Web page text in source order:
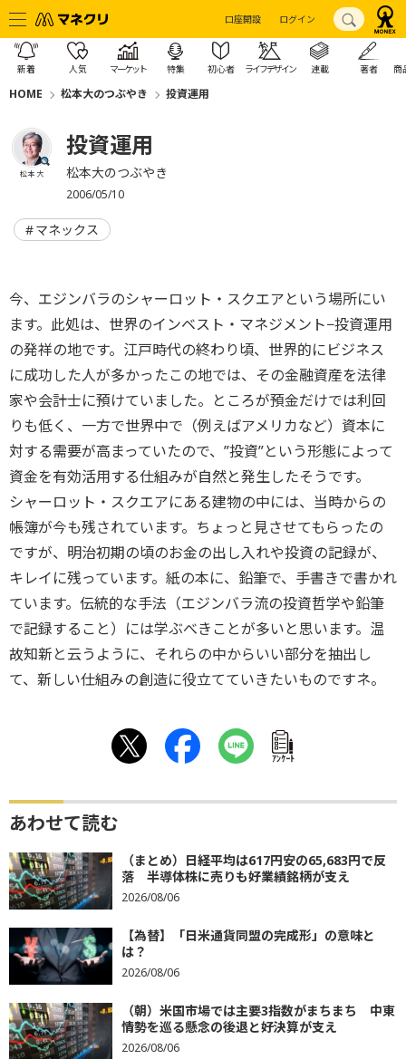
口座開設 ログイン
新着 人気 マーケット 特集 初心者 ライフデザイン 連載 著者 商
HOME 松本大のつぶやき 投資運用
松本 大
投資運用
松本大のつぶやき
2006/05/10
マネックス
今、エジンバラのシャーロット・スクエアという場所にい
ます。此処は、世界のインベスト・マネジメント−投資運用
の発祥の地です。江戸時代の終わり頃、世界的にビジネス
に成功した人が多かったこの地では、その金融資産を法律
家や会計士に預けていました。ところが預金だけでは利回
りも低く、一方で世界中で（例えばアメリカなど）資本に
対する需要が高まっていたので、”投資”という形態によって
資金を有効活用する仕組みが自然と発生したそうです。
シャーロット・スクエアにある建物の中には、当時からの
帳簿が今も残されています。ちょっと見させてもらったの
ですが、明治初期の頃のお金の出し入れや投資の記録が、
キレイに残っています。紙の本に、鉛筆で、手書きで書かれ
ています。伝統的な手法（エジンバラ流の投資哲学や鉛筆
で記録すること）には学ぶべきことが多いと思います。温
故知新と云うように、それらの中からいい部分を抽出し
て、新しい仕組みの創造に役立てていきたいものですネ。
ｱﾝｹｰﾄ
あわせて読む
（まとめ）日経平均は617円安の65,683円で反
落 半導体株に売りも好業績銘柄が支え
2026/08/06
【為替】「日米通貨同盟の完成形」の意味と
は？
2026/08/06
（朝）米国市場では主要3指数がまちまち 中東
情勢を巡る懸念の後退と好決算が支え
2026/08/06